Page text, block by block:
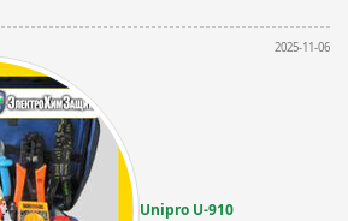
2025-11-06
Unipro U-910